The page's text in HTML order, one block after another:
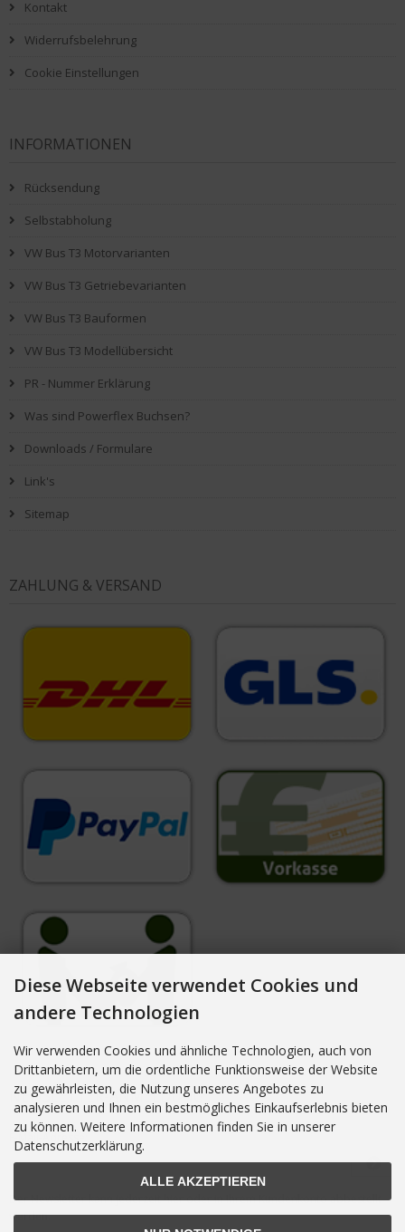
Kontakt
Widerrufsbelehrung
Cookie Einstellungen
INFORMATIONEN
Rücksendung
Selbstabholung
VW Bus T3 Motorvarianten
VW Bus T3 Getriebevarianten
VW Bus T3 Bauformen
VW Bus T3 Modellübersicht
PR - Nummer Erklärung
Was sind Powerflex Buchsen?
Downloads / Formulare
Link's
Sitemap
ZAHLUNG & VERSAND
NEWSLETTER-ANMELDUNG
E-Mail-Adresse:
Der Newsletter kann jederzeit hier oder in Ihrem Kundenkonto abbestellt
werden.
Diese Webseite verwendet Cookies und
andere Technologien
Wir verwenden Cookies und ähnliche Technologien, auch von
Drittanbietern, um die ordentliche Funktionsweise der Website
zu gewährleisten, die Nutzung unseres Angebotes zu
analysieren und Ihnen ein bestmögliches Einkaufserlebnis bieten
zu können. Weitere Informationen finden Sie in unserer
Datenschutzerklärung.
ALLE AKZEPTIEREN